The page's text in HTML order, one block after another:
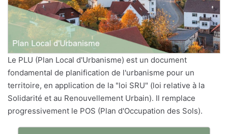
Le PLU (Plan Local d'Urbanisme) est un document
fondamental de planification de l'urbanisme pour un
territoire, en application de la "loi SRU" (loi relative à la
Solidarité et au Renouvellement Urbain). Il remplace
progressivement le POS (Plan d'Occupation des Sols).